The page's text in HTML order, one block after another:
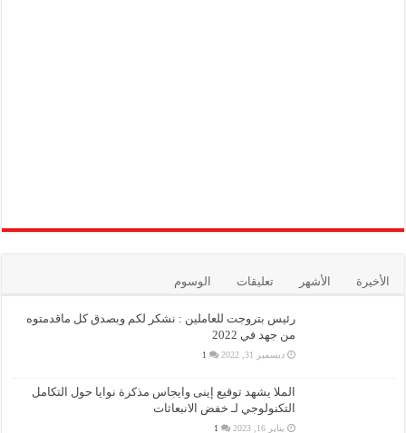
الأخيرة الأشهر تعليقات الوسوم
رئيس بتروجت للعاملين : نشكر لكم وبصدق كل ماقدمتوه
من جهد في 2022
ديسمبر 31, 2022 1
الملا يشهد توقيع إينى وايجاس مذكرة نوايا حول التكامل
التكنولوجي لـ خفض الانبعاثات
يناير 16, 2023 1